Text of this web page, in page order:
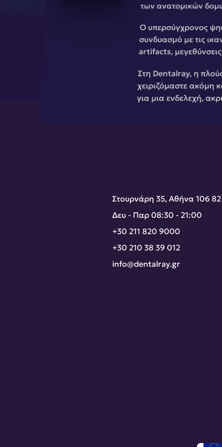
των ανατομικών
Ο υπερσύγχρονος
συνδυασμό με τις
artifacts, μεγεθύνσεις
Στη Dentalray, η
χειριζόμαστε ακόμη
για μια ενδελεχή,
Στουρνάρη 35, Αθήνα 106 82
Δευ - Παρ 08:30 - 21:00
+30 211 820 9000
+30 210 38 39 012
info@dentalray.gr